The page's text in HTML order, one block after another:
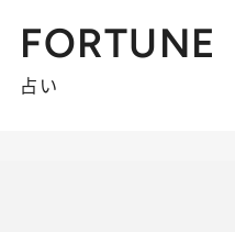
FORTUNE
占い